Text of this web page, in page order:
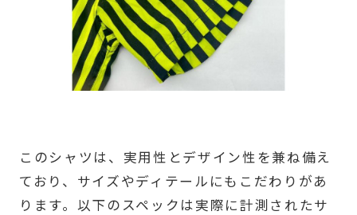
このシャツは、実用性とデザイン性を兼ね備え
ており、サイズやディテールにもこだわりがあ
ります。以下のスペックは実際に計測されたサ